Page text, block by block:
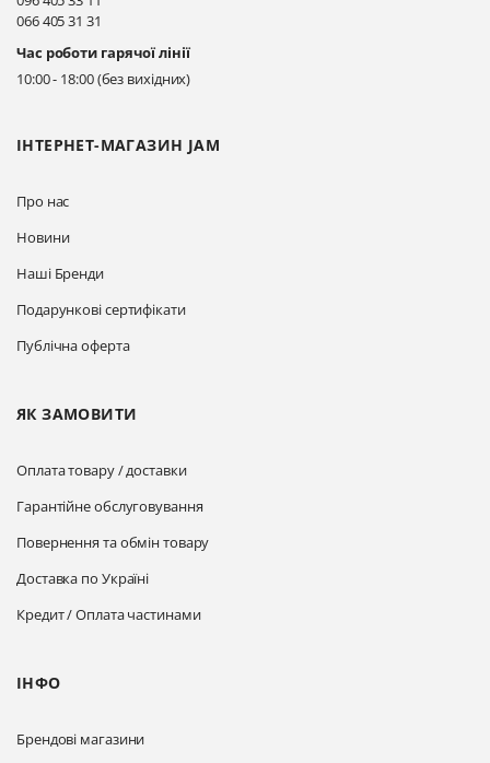
Київ, вул. Драгоманова 31-д
Прокласти маршрут
ІНТЕРНЕТ-МАГАЗИН JAM
Про нас
Новини
Наші Бренди
Подарункові сертифікати
Публічна оферта
ЯК ЗАМОВИТИ
Оплата товару / доставки
Гарантійне обслуговування
Повернення та обмін товару
Доставка по Україні
Кредит / Оплата частинами
ІНФО
Брендові магазини
066 405 31 31
Час роботи гарячої лінії
10:00 - 18:00 (без вихідних)